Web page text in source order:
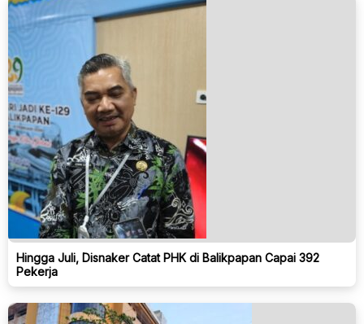
Hingga Juli, Disnaker Catat PHK di Balikpapan Capai 392
Pekerja